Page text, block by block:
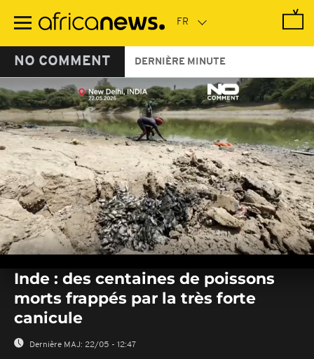
contenu
NO COMMENT DERNIÈRE MINUTE
seconds
seconds
Inde : des centaines de poissons
morts frappés par la très forte
canicule
Dernière MAJ: 22/05 - 12:47